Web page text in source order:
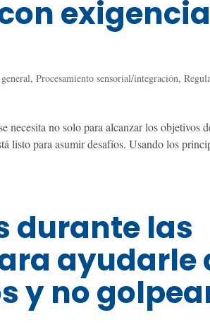
,Procesamiento sensorial/integración,
necesita no solo para alcanzar los objetivos
listo para asumir desafíos. Usando los
durante las
ayudarle
y no